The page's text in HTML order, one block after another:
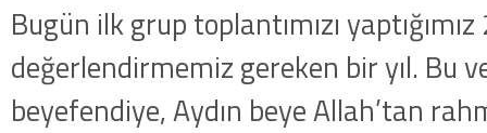
Bugün ilk grup toplantımızı
değerlendirmemiz gereken bir yıl. Bu
beyefendiye, Aydın beye Allah’tan